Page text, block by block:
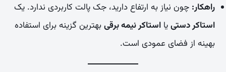
راهکار: چون نیاز به ارتفاع دارید، جک پالت کاربردی ندارد. یک
استاکر دستییااستاکر نیمه برقیبهترین گزینه برای استفاده
بهینه از فضای عمودی است.